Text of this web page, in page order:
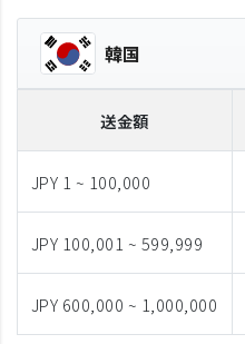
韓国
送金額
JPY 1 ~ 100,000
JPY 100,001 ~ 599,999
JPY 600,000 ~ 1,000,000